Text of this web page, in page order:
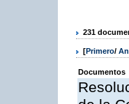
231
[Primero/
Documentos